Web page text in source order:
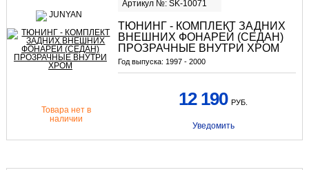
Артикул №: SK-10071
ТЮНИНГ - КОМПЛЕКТ ЗАДНИХ
ВНЕШНИХ ФОНАРЕЙ (СЕДАН)
ПРОЗРАЧНЫЕ ВНУТРИ ХРОМ
Год выпуска: 1997 - 2000
Товара нет в
наличии
12 190 РУБ.
Уведомить